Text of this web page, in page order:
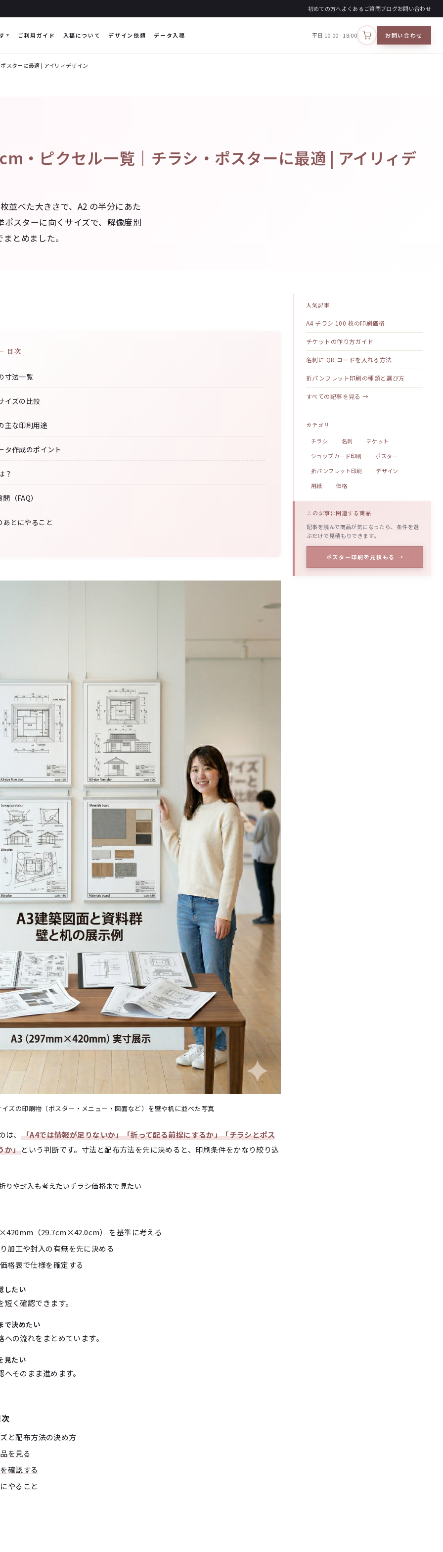
初めての方へよくあるご質問ブログお問い合わせ
ご利用ガイド 入稿について デザイン依頼 データ入稿 平日 10:00 - 18:00
カートを見る
お問い合わせ
スターに最適 | アイリィデザイン
・ピクセル一覧｜チラシ・ポスターに最適 | アイリィデ
並べた大きさで、A2 の半分にあた
スターに向くサイズで、解像度別
とめました。
目次
寸法一覧
イズの比較
主な印刷用途
タ作成のポイント
？
（FAQ）
あとにやること
イズの印刷物（ポスター・メニュー・図面など）を壁や机に並べた写真
、 「A4では情報が足りないか」「折って配る前提にするか」「チラシとポス
か」 という判断です。寸法と配布方法を先に決めると、印刷条件をかなり絞り込
りや封入も考えたいチラシ価格まで見たい
（29.7cm×42.0cm） を基準に考える
加工や封入の有無を先に決める
格表で仕様を確定する
したい
く確認できます。
で決めたい
の流れをまとめています。
見たい
そのまま進めます。
と配布方法の決め方
を見る
確認する
やること
人気記事
A4 チラシ 100 枚の印刷価格
チケットの作り方ガイド
名刺に QR コードを入れる方法
折パンフレット印刷の種類と選び方
すべての記事を見る →
カテゴリ
チラシ 名刺
チケット
ショップカード印刷
ポスター
折パンフレット印刷
デザイン
用紙
価格
この記事に関連する商品
記事を読んで商品が気になったら、条件を選
ぶだけで見積もりできます。
ポスター印刷を見積もる →